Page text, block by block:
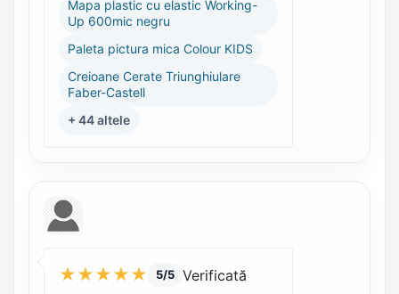
Mapa plastic cu elastic Working-
Up 600mic negru
Paleta pictura mica Colour KIDS
Creioane Cerate Triunghiulare
Faber-Castell
+ 44 altele
★★★★★ 5/5 Verificată